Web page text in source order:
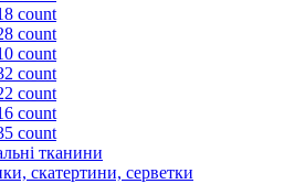
count
count
count
count
count
count
count
тканини
скатертини, серветки